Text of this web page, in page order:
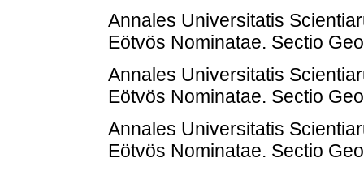
Annales Universitatis
Eötvös Nominatae. Sectio
Annales Universitatis
Eötvös Nominatae. Sectio
Annales Universitatis
Eötvös Nominatae. Sectio